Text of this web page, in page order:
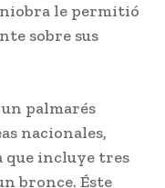
le permitió
sobre sus
palmarés
nacionales,
incluye tres
bronce. Éste